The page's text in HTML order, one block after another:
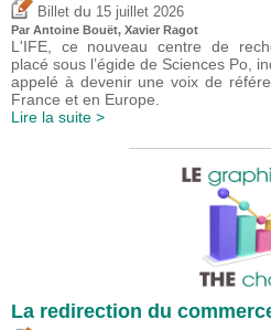
Billet du 15 juillet 2026
Par Antoine Bouët, Xavier Ragot
L'IFE, ce nouveau centre de
placé sous l’égide de Sciences Po,
appelé à devenir une voix de
France et en Europe.
Lire la suite >
La redirection du